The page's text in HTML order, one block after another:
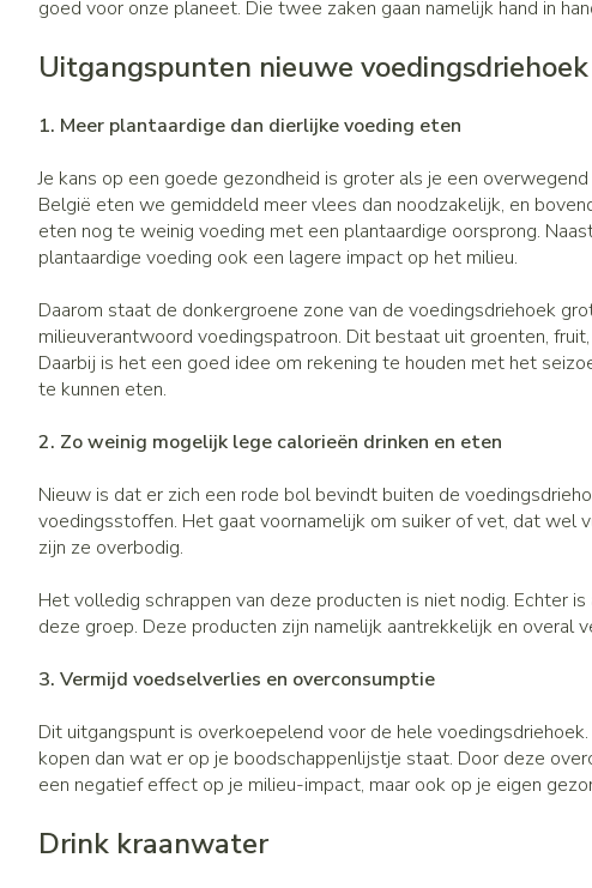
goed voor onze planeet. Die twee zaken gaan namelijk hand in
Uitgangspunten nieuwe voedingsdriehoek
1. Meer plantaardige dan dierlijke voeding eten
Je kans op een goede gezondheid is groter als je een
België eten we gemiddeld meer vlees dan noodzakelijk, en
eten nog te weinig voeding met een plantaardige oorsprong.
plantaardige voeding ook een lagere impact op het milieu.
Daarom staat de donkergroene zone van de voedingsdriehoek
milieuverantwoord voedingspatroon. Dit bestaat uit groenten,
Daarbij is het een goed idee om rekening te houden met het
te kunnen eten.
2. Zo weinig mogelijk lege calorieën drinken en eten
Nieuw is dat er zich een rode bol bevindt buiten de
voedingsstoffen. Het gaat voornamelijk om suiker of vet, dat wel
zijn ze overbodig.
Het volledig schrappen van deze producten is niet nodig. Echter
deze groep. Deze producten zijn namelijk aantrekkelijk en overal
3. Vermijd voedselverlies en overconsumptie
Dit uitgangspunt is overkoepelend voor de hele
kopen dan wat er op je boodschappenlijstje staat. Door deze
een negatief effect op je milieu-impact, maar ook op je eigen
Drink kraanwater